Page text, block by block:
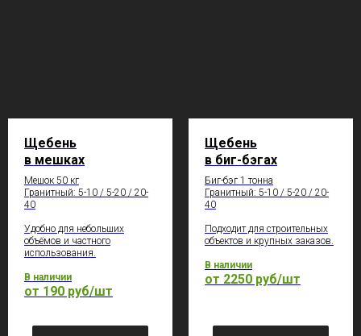
Щебень
в мешках
Мешок 50 кг
Гранитный: 5-10 / 5-20 / 20-
40
Удобно для небольших
объёмов и частного
использования.
В наличии
от 190 руб/шт
Щебень
в биг-бэгах
Биг-бэг 1 тонна
Гранитный: 5-10 / 5-20 / 20-
40
Подходит для строительных
объектов и крупных заказов.
В наличии
от 2250 руб/шт